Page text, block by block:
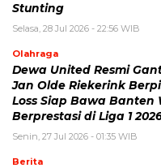
Stunting
Selasa, 28 Jul 2026 - 22:56 WIB
Olahraga
Dewa United Resmi
Jan Olde Riekerink
Loss Siap Bawa Banten
Berprestasi di Liga 1
Senin, 27 Jul 2026 - 01:35 WIB
Berita